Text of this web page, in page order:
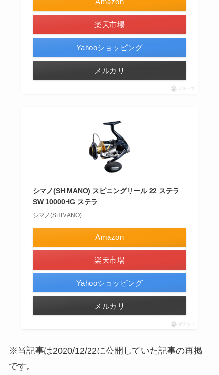
楽天市場
Yahooショッピング
メルカリ
ポチップ
シマノ(SHIMANO) スピニングリール 22 ステラ
SW 10000HG ステラ
シマノ(SHIMANO)
Amazon
楽天市場
Yahooショッピング
メルカリ
ポチップ
※当記事は2020/12/22に公開していた記事の再掲
です。